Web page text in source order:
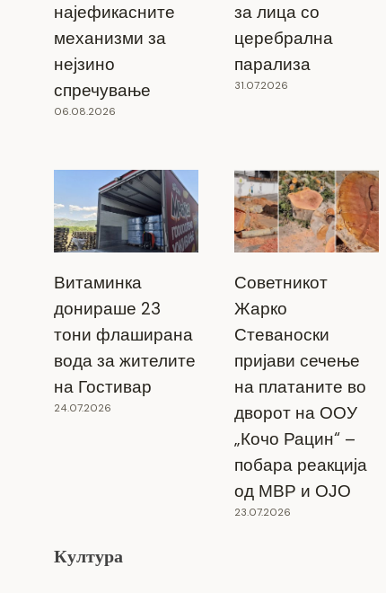
РАЗГОВОРИ НА ТРКАЛЕЗНАТА
МАСА „ЦРНА ДУПКА“ НА
СТРУМИЧКИ ТЕАТАР
11.06.2024
најефикасните
механизми за
нејзино
спречување
06.08.2026
за лица со
церебрална
парализа
31.07.2026
Витаминка
донираше 23
тони флаширана
вода за жителите
на Гостивар
24.07.2026
Советникот
Жарко
Стеваноски
пријави сечење
на платаните во
дворот на ООУ
„Кочо Рацин“ –
побара реакција
од МВР и ОЈО
23.07.2026
Култура